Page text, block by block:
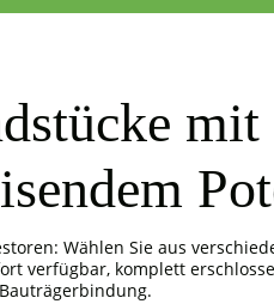
mit
Wählen Sie aus
verfügbar, komplett
Bauträgerbindung.